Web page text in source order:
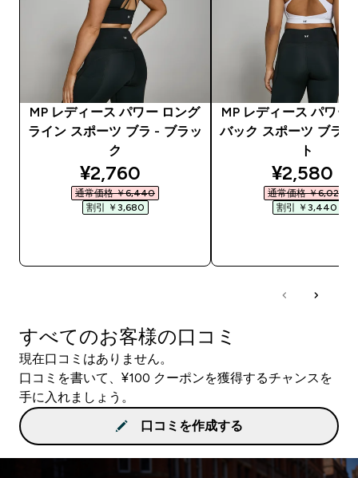
MP レディース パワー ロング
ライン スポーツ ブラ - ブラッ
ク
discounted price
¥2,760‎
通常価格 ￥6,440‎
割引 ￥3,680‎
MP レディース パワー
バック スポーツ ブラ -
ト
¥2,580‎
通常価格 ￥6,020‎
割引 ￥3,440‎
すべてのお客様の口コミ
現在口コミはありません。
口コミを書いて、¥100 クーポンを獲得するチャンスを
手に入れましょう。
口コミを作成する